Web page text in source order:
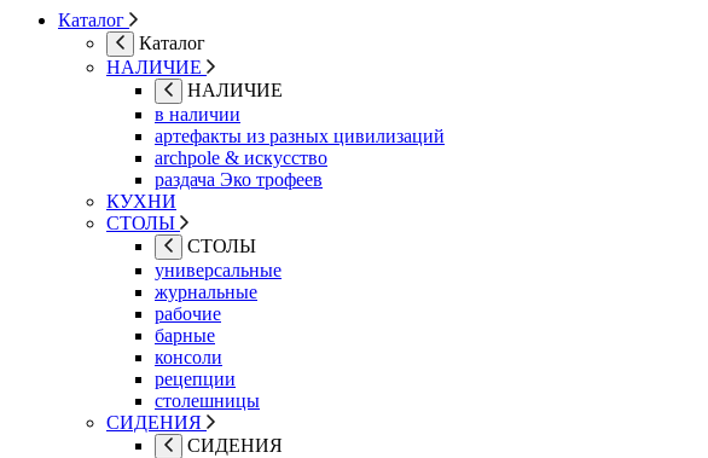
Каталог
Каталог
НАЛИЧИЕ
НАЛИЧИЕ
в наличии
артефакты из разных цивилизаций
archpole & искусство
раздача Эко трофеев
КУХНИ
СТОЛЫ
СТОЛЫ
универсальные
журнальные
рабочие
барные
консоли
рецепции
столешницы
СИДЕНИЯ
СИДЕНИЯ